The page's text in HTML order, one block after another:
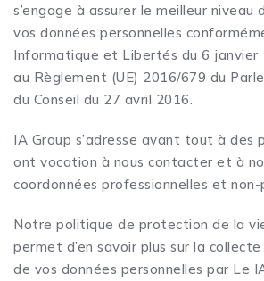
s’engage à assurer le meilleur
vos données personnelles
Informatique et Libertés du 6
au Règlement (UE) 2016/679 du
du Conseil du 27 avril 2016.
IA Group s’adresse avant tout à des
ont vocation à nous contacter et à
coordonnées professionnelles et non-
Notre politique de protection de la
permet d’en savoir plus sur la
de vos données personnelles par Le